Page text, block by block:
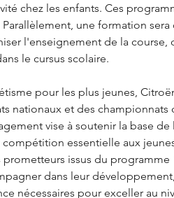
chez les enfants. Ces
une formation
l'enseignement de la course,
le cursus scolaire.
pour les plus jeunes,
nationaux et des
vise à soutenir la base
essentielle aux
issus du
dans leur
nécessaires pour exceller au